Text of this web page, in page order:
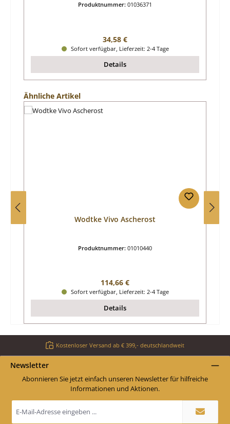
Produktnummer: 01036371
Regulärer Preis:
34,58 €
Sofort verfügbar, Lieferzeit: 2-4 Tage
Details
Produktgalerie überspringen
Ähnliche Artikel
Wodtke Vivo Ascherost
Produktnummer: 01010440
Regulärer Preis:
114,66 €
Sofort verfügbar, Lieferzeit: 2-4 Tage
Details
Kostenloser Versand ab € 399,- deutschlandweit
Newsletter
Abonnieren Sie jetzt einfach unseren Newsletter für hilfreiche
Informationen und Aktionen.
Mail-